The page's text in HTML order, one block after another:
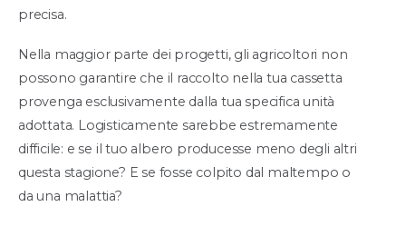
precisa.
Nella maggior parte dei progetti, gli agricoltori non
possono garantire che il raccolto nella tua cassetta
provenga esclusivamente dalla tua specifica unità
adottata. Logisticamente sarebbe estremamente
difficile: e se il tuo albero producesse meno degli altri
questa stagione? E se fosse colpito dal maltempo o
da una malattia?